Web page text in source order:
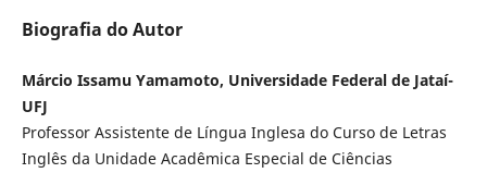
Biografia do Autor
Márcio Issamu Yamamoto, Universidade Federal de Jataí-
UFJ
Professor Assistente de Língua Inglesa do Curso de Letras
Inglês da Unidade Acadêmica Especial de Ciências